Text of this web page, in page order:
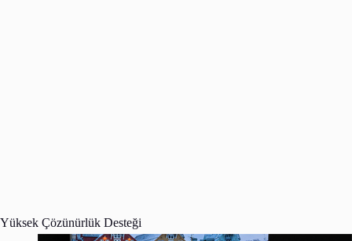
Yüksek Çözünürlük Desteği